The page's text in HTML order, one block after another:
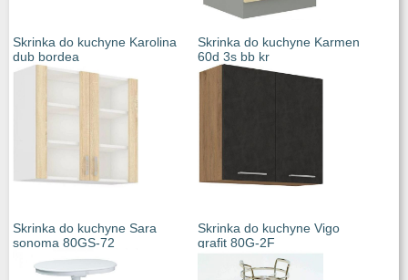
Skrinka do kuchyne Karolina
dub bordea
Skrinka do kuchyne Karmen
60d 3s bb kr
Skrinka do kuchyne Sara
sonoma 80GS-72
Skrinka do kuchyne Vigo
grafit 80G-2F